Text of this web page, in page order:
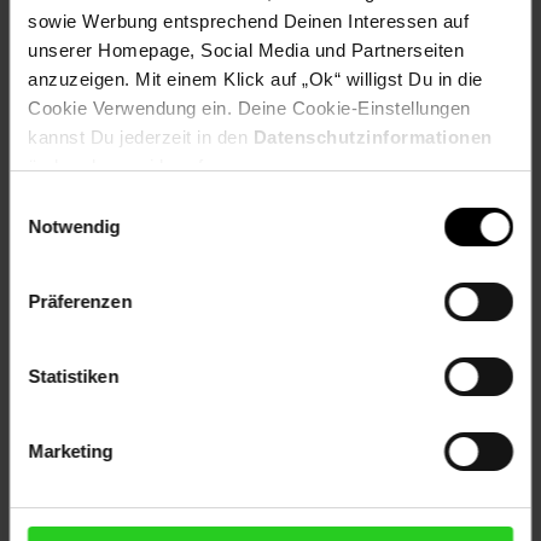
sowie Werbung entsprechend Deinen Interessen auf
unserer Homepage, Social Media und Partnerseiten
anzuzeigen. Mit einem Klick auf „Ok“ willigst Du in die
Cookie Verwendung ein. Deine Cookie-Einstellungen
kannst Du jederzeit in den Datenschutzinformationen
ändern bzw. widerrufen.
Notwendig
Präferenzen
Statistiken
Marketing
Versandinformationen
Herstellerinformationen
Rezeptwelt NettoKOM Karriere